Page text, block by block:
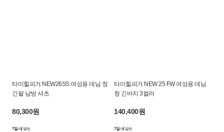
타미힐피거 NEW26SS 여성용 데님 청
긴팔 남방 셔츠
80,300원
7일 내 발송
타미힐피거 NEW 25 FW 여성용 데님
청 긴바지 3컬러
140,400원
7일 내 발송